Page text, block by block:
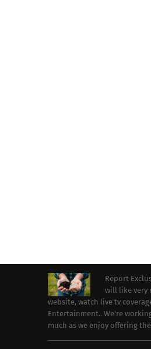
Report
will like very
website, watch live tv
Entertainment.. We're
much as we enjoy offering